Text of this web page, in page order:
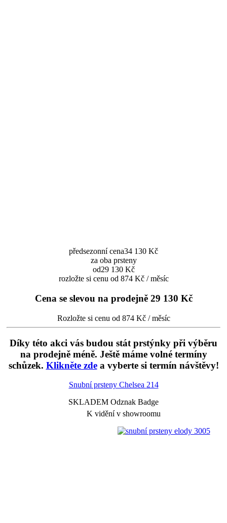
předsezonní cena34 130 Kč
za oba prsteny
od29 130 Kč
rozložte si cenu od 874 Kč / měsíc
Cena se slevou na prodejně 29 130 Kč
Rozložte si cenu od 874 Kč / měsíc
Díky této akci vás budou stát prstýnky při výběru
na prodejně méně. Ještě máme volné termíny
schůzek. Klikněte zdea vyberte si termín návštěvy!
Snubní prsteny Chelsea 214
SKLADEM Odznak Badge
K vidění v showroomu